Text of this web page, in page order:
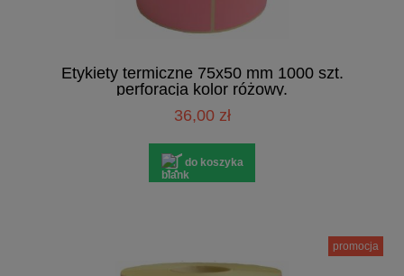
Etykiety termiczne 75x50 mm 1000 szt.
perforacja kolor różowy.
36,00 zł
do koszyka
promocja